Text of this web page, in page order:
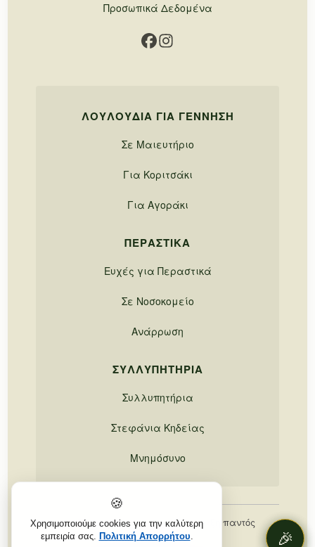
🎉
Προσωπικά Δεδομένα
ΛΟΥΛΟΎΔΙΑ ΓΙΑ ΓΈΝΝΗΣΗ
Σε Μαιευτήριο
Για Κοριτσάκι
Για Αγοράκι
ΠΕΡΑΣΤΙΚΆ
Ευχές για Περαστικά
Σε Νοσοκομείο
Ανάρρωση
ΣΥΛΛΥΠΗΤΉΡΙΑ
Συλλυπητήρια
Στεφάνια Κηδείας
Μνημόσυνο
© 2026, 21Flowers.gr. Με επιφύλαξη παντός
δικαιώματος.
🍪
Χρησιμοποιούμε cookies για την καλύτερη
εμπειρία σας. Πολιτική Απορρήτου. 🎉